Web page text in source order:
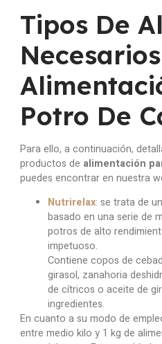
Tipos De
Potro De
Para ello, a continuación,
productos de alimentación
puedes encontrar en nuestra
Nutrirelax: se trata de
basado en una serie de
potros de alto
impetuoso.
Contiene copos de
girasol, zanahoria
de cítricos o aceite de
ingredientes.
En cuanto a su modo de
entre medio kilo y 1 kg de